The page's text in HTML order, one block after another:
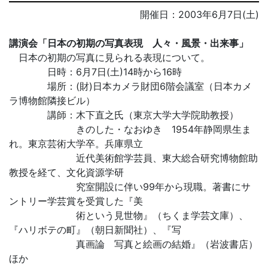
開催日： 2003年6月7日(土)
講演会「日本の初期の写真表現 人々・風景・出来事」
日本の初期の写真に見られる表現について。
日時：6月7日(土)14時から16時
場所：(財)日本カメラ財団6階会議室（日本カメ
ラ博物館隣接ビル）
講師：木下直之氏（東京大学大学院助教授）
きのした・なおゆき 1954年静岡県生ま
れ。東京芸術大学卒。兵庫県立
近代美術館学芸員、東大総合研究博物館助
教授を経て、文化資源学研
究室開設に伴い99年から現職。著書にサ
ントリー学芸賞を受賞した『美
術という見世物』（ちくま学芸文庫）、
『ハリボテの町』（朝日新聞社）、『写
真画論 写真と絵画の結婚』（岩波書店）
ほか